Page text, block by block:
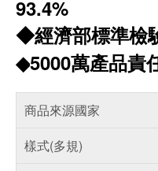
93.4%
◆經濟部標準檢
◆5000萬產品責
商品來源國家
樣式(多規)